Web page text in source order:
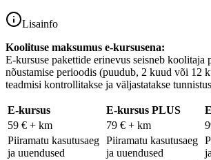
Lisainfo
Koolituse maksumus e-kursusena:
E-kursuse pakettide erinevus seisneb koolitaja
nõustamise perioodis (puudub, 2 kuud või 12
teadmisi kontrollitakse ja väljastatakse
E-kursus E-kursus PLUS
59 € + km
79 € + km
Piiramatu kasutusaeg
ja uuendused
Piiramatu kasutusaeg
ja uuendused